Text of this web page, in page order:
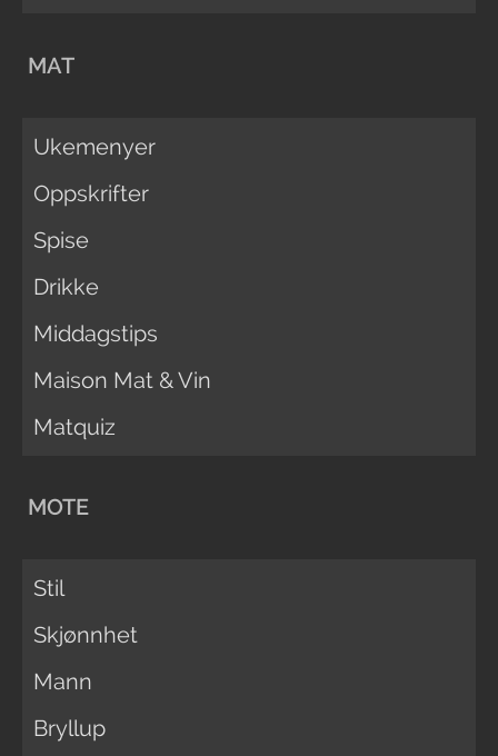
MAT
Ukemenyer
Oppskrifter
Spise
Drikke
Middagstips
Maison Mat & Vin
Matquiz
MOTE
Stil
Skjønnhet
Mann
Bryllup